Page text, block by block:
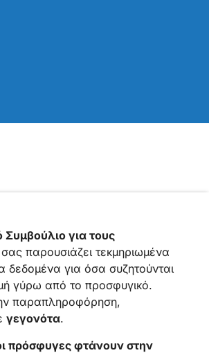
Συμβούλιο για τους
σας παρουσιάζει τεκμηριωμένα
δεδομένα για όσα συζητούνται
γύρω από το προσφυγικό.
παραπληροφόρηση,
γεγονότα.
πρόσφυγες φτάνουν στην